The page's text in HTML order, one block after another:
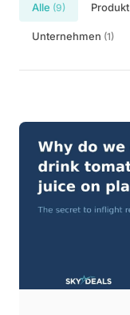
Alle (9) Produkt
Unternehmen (1)